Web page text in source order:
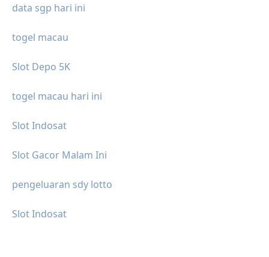
data sgp hari ini
togel macau
Slot Depo 5K
togel macau hari ini
Slot Indosat
Slot Gacor Malam Ini
pengeluaran sdy lotto
Slot Indosat